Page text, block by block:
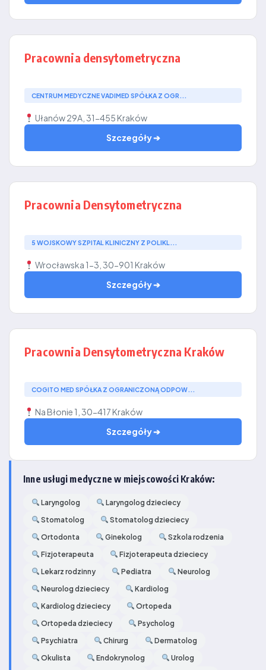
Pracownia densytometryczna
CENTRUM MEDYCZNE VADIMED SPÓŁKA Z OGR...
Ułanów 29A, 31-455 Kraków
Szczegóły ➔
Pracownia Densytometryczna
5 WOJSKOWY SZPITAL KLINICZNY Z POLIKL...
Wrocławska 1-3, 30-901 Kraków
Szczegóły ➔
Pracownia Densytometryczna Kraków
COGITO MED SPÓŁKA Z OGRANICZONĄ ODPOW...
Na Błonie 1, 30-417 Kraków
Szczegóły ➔
Inne usługi medyczne w miejscowości Kraków:
Laryngolog
Laryngolog dzieciecy
Stomatolog
Stomatolog dzieciecy
Ortodonta
Ginekolog
Szkola rodzenia
Fizjoterapeuta
Fizjoterapeuta dzieciecy
Lekarz rodzinny
Pediatra
Neurolog
Neurolog dzieciecy
Kardiolog
Kardiolog dzieciecy
Ortopeda
Ortopeda dzieciecy
Psycholog
Psychiatra
Chirurg
Dermatolog
Okulista
Endokrynolog
Urolog